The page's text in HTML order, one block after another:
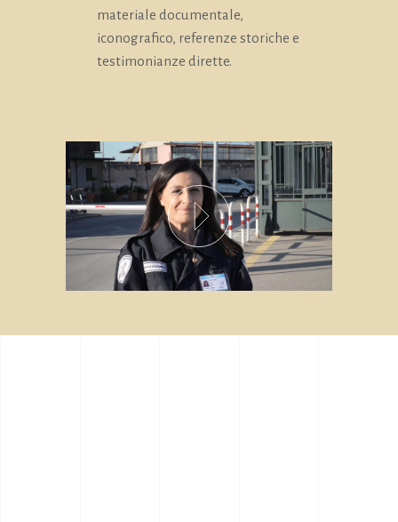
materiale documentale,
iconografico, referenze storiche e
testimonianze dirette.